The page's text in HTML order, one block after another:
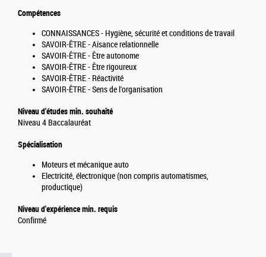
Compétences
CONNAISSANCES - Hygiène, sécurité et conditions de travail
SAVOIR-ÊTRE - Aisance relationnelle
SAVOIR-ÊTRE - Être autonome
SAVOIR-ÊTRE - Être rigoureux
SAVOIR-ÊTRE - Réactivité
SAVOIR-ÊTRE - Sens de l'organisation
Niveau d'études min. souhaité
Niveau 4 Baccalauréat
Spécialisation
Moteurs et mécanique auto
Electricité, électronique (non compris automatismes,
productique)
Niveau d'expérience min. requis
Confirmé